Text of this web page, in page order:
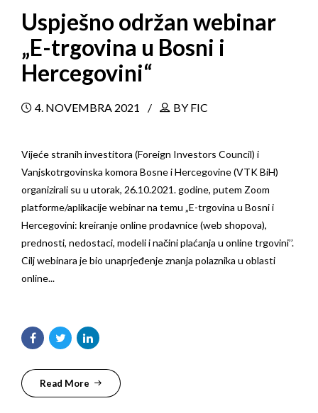
Uspješno održan webinar
„E-trgovina u Bosni i
Hercegovini“
4. NOVEMBRA 2021 BY FIC
Vijeće stranih investitora (Foreign Investors Council) i
Vanjskotrgovinska komora Bosne i Hercegovine (VTK BiH)
organizirali su u utorak, 26.10.2021. godine, putem Zoom
platforme/aplikacije webinar na temu „E-trgovina u Bosni i
Hercegovini: kreiranje online prodavnice (web shopova),
prednosti, nedostaci, modeli i načini plaćanja u online trgovini’’.
Cilj webinara je bio unaprjeđenje znanja polaznika u oblasti
online...
Read More